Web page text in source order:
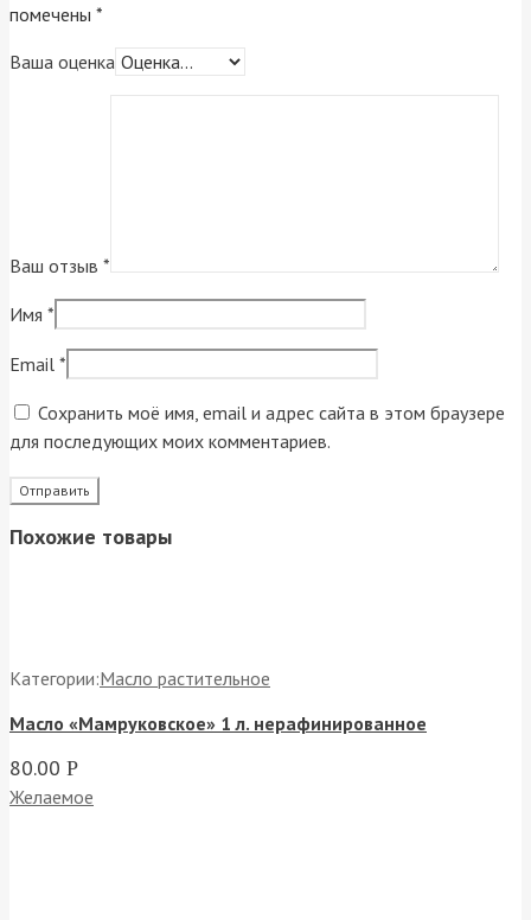
помечены *
Ваша оценка
Ваш отзыв *
Имя *
Email *
Сохранить моё имя, email и адрес сайта в этом браузере
для последующих моих комментариев.
Похожие товары
Категории:Масло растительное
Масло «Мамруковское» 1 л. нерафинированное
80.00 Р
Желаемое